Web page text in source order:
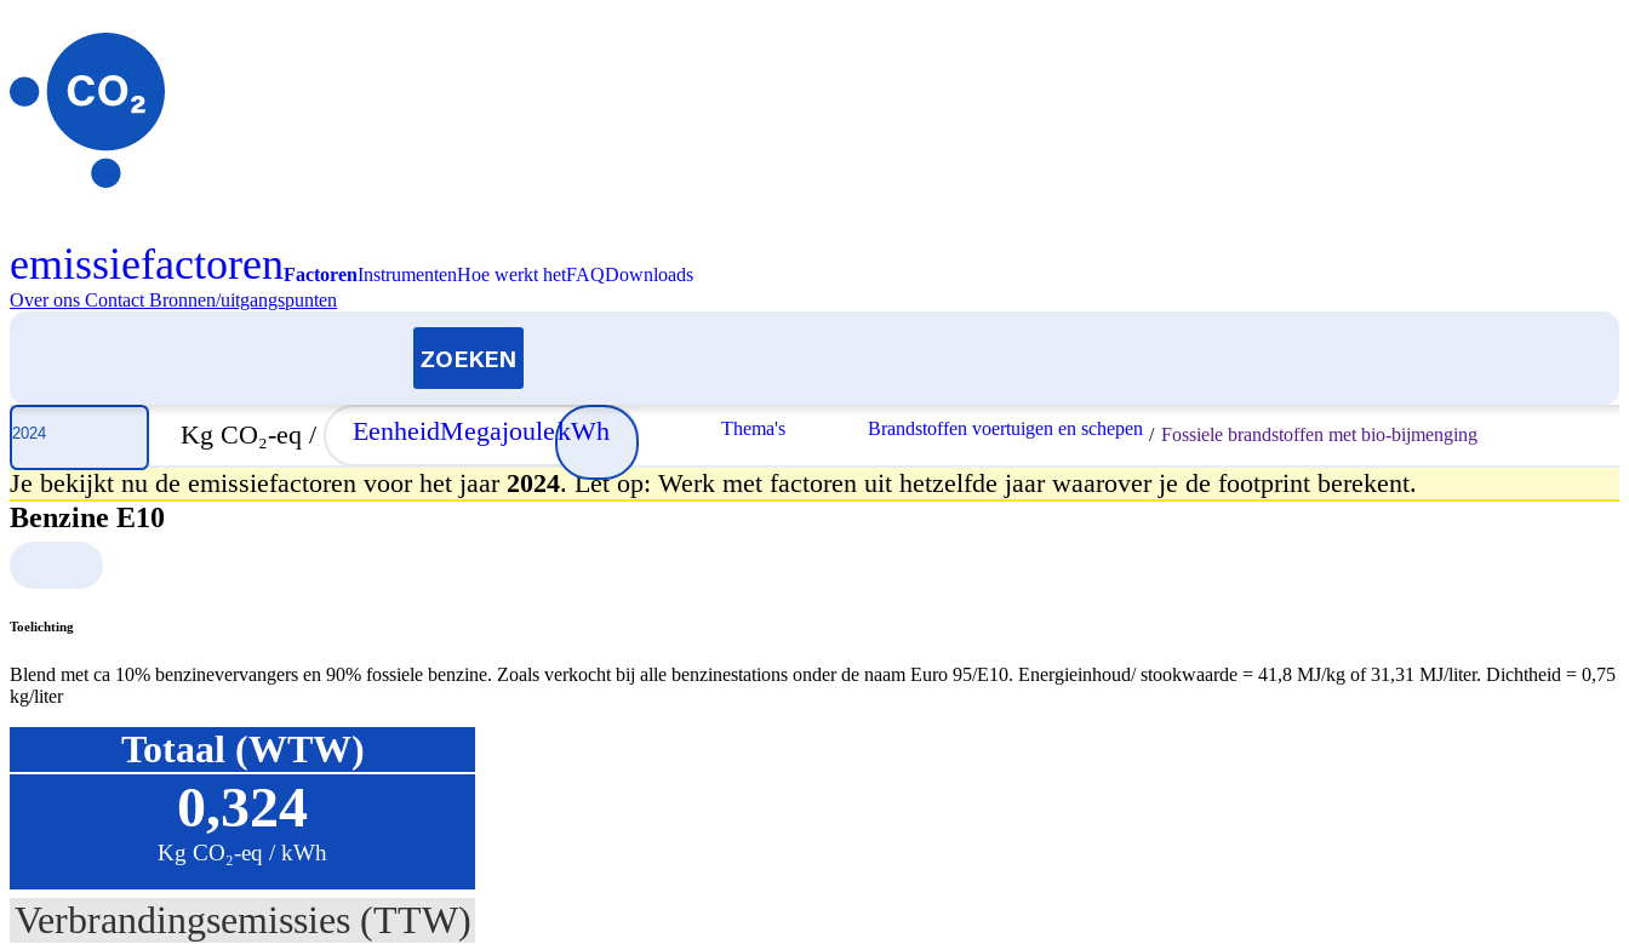
emissiefactorenFactorenInstrumentenHoe werkt hetFAQDownloads
Over ons Contact Bronnen/uitgangspunten
Selecteer jaar
Kg CO₂-eq / EenheidMegajoulekWh Thema's Brandstoffen voertuigen en schepen / Fossiele brandstoffen met bio-bijmenging
Je bekijkt nu de emissiefactoren voor het jaar 2024. Let op: Werk met factoren uit hetzelfde jaar waarover je de footprint berekent.
Benzine E10
Toelichting
Blend met ca 10% benzinevervangers en 90% fossiele benzine. Zoals verkocht bij alle benzinestations onder de naam Euro 95/E10. Energieinhoud/ stookwaarde = 41,8 MJ/kg of 31,31 MJ/liter. Dichtheid = 0,75
kg/liter
Totaal (WTW)
0,324
Kg CO₂-eq / kWh
Verbrandingsemissies (TTW)